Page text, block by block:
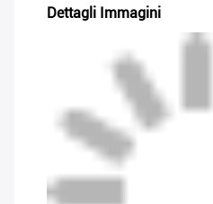
Dettagli Immagini